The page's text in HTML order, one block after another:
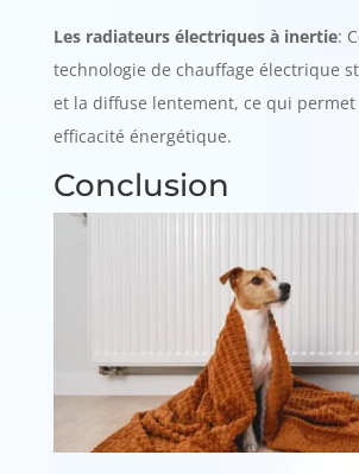
Les radiateurs électriques à inertie:
technologie de chauffage électrique
et la diffuse lentement, ce qui
efficacité énergétique.
Conclusion